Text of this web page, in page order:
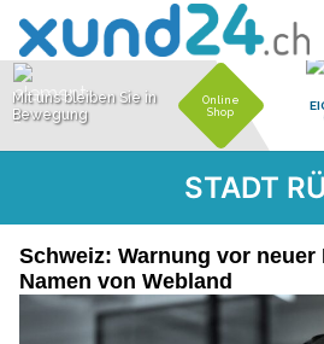
STADT
Schweiz: Warnung vor
Namen von Webland